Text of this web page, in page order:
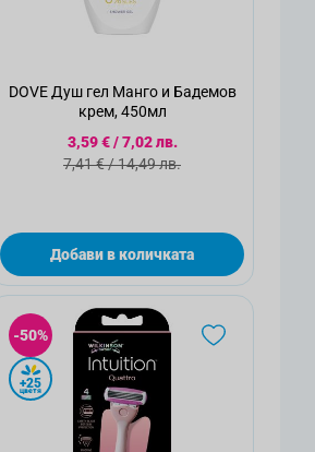
DOVE Душ гел Манго и Бадемов
крем, 450мл
Специална цена
3,59 €/7,02 лв.
Стандартна цена
7,41 €/14,49 лв.
Добави в количката
-50%
+25
цветя